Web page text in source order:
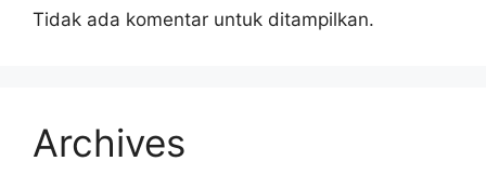
Tidak ada komentar untuk ditampilkan.
Archives